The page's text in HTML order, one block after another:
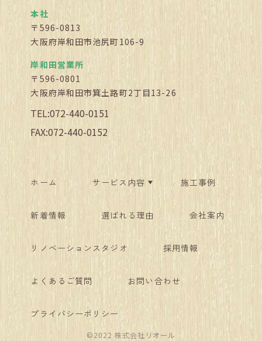
本社
〒596-0813
大阪府岸和田市池尻町106-9
岸和田営業所
〒596-0801
大阪府岸和田市箕土路町2丁目13-26
TEL:072-440-0151
FAX:072-440-0152
ホーム サービス内容 施工事例
新着情報 選ばれる理由 会社案内
リノベーションスタジオ 採用情報
よくあるご質問 お問い合わせ
プライバシーポリシー
©2022 株式会社リオール